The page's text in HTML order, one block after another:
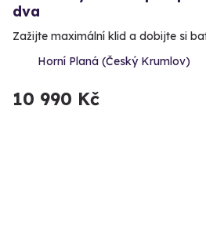
dva
Zažijte maximální klid a dobijte si
Horní Planá (Český Krumlov)
10 990 Kč